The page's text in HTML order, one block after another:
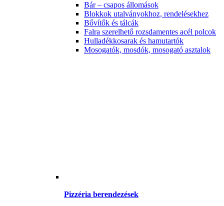
Bár – csapos állomások
Blokkok utalványokhoz, rendelésekhez
Bővítők és tálcák
Falra szerelhető rozsdamentes acél polcok
Hulladékkosarak és hamutartók
Mosogatók, mosdók, mosogató asztalok
Pizzéria berendezések